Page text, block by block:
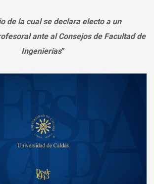
ante
el
de
de la cual se declara electo a un
ante al Consejos de Facultad de
Ingenierías”